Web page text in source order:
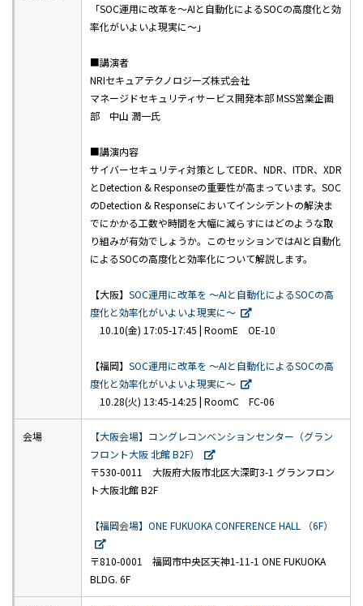
「SOC運用に改革を～AIと自動化によるSOCの高度化と効
率化がいよいよ現実に～」
■講演者
NRIセキュアテクノロジーズ株式会社
マネージドセキュリティサービス開発本部 MSS営業企画
部 中山 潤一氏
■講演内容
サイバーセキュリティ対策としてEDR、NDR、ITDR、XDR
とDetection & Responseの重要性が高まっています。SOC
のDetection & Responseにおいてインシデントの解決ま
でにかかる工数や時間を大幅に減らすにはどのような取
り組みが有効でしょうか。このセッションではAIと自動化
によるSOCの高度化と効率化について解説します。
【大阪】 SOC運用に改革を ～AIと自動化によるSOCの高
度化と効率化がいよいよ現実に～
10.10(金) 17:05-17:45 | RoomE OE-10
【福岡】 SOC運用に改革を ～AIと自動化によるSOCの高
度化と効率化がいよいよ現実に～
10.28(火) 13:45-14:25 | RoomC FC-06
会場
【大阪会場】コングレコンベンションセンター（グラン
フロント大阪 北館 B2F）
〒530-0011 大阪府大阪市北区大深町3-1 グランフロン
ト大阪北館 B2F
【福岡会場】ONE FUKUOKA CONFERENCE HALL （6F）
〒810-0001 福岡市中央区天神1-11-1 ONE FUKUOKA
BLDG. 6F